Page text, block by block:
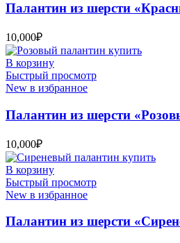
Палантин из шерсти
10,000₽
В корзину
Быстрый просмотр
New в избранное
Палантин из шерсти
10,000₽
В корзину
Быстрый просмотр
New в избранное
Палантин из шерсти